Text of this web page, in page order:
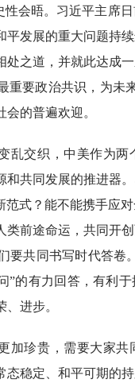
会晤。习近平主席
发展的重大问题持
之道，并就此达成
重要政治共识，为未
的普遍欢迎。
乱交织，中美作为两
和共同发展的推进器
式？能不能携手应
前途命运，共同开
要共同书写时代答卷
”的有力回答，有利于
进步。
加珍贵，需要大家共
态稳定、和平可期的